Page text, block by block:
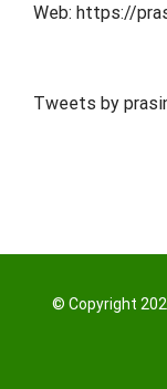
Web: https://
Tweets by
© Copyright